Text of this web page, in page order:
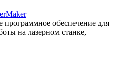
программное обеспечение для
на лазерном станке,